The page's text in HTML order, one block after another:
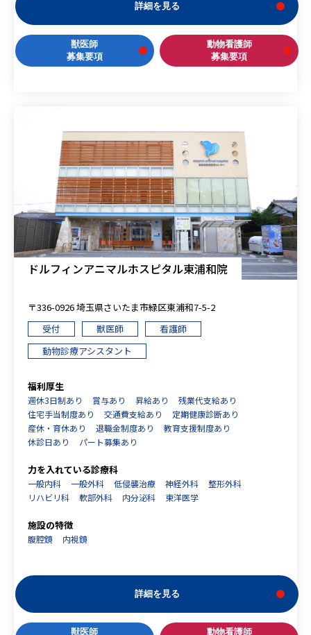
詳細を見る
獣医師
募集要項
動物看護師
募集要項
ドルフィンアニマルホスピタル東浦和院
〒336-0926 埼玉県さいたま市緑区東浦和7-5-2
受付
獣医師
看護師
動物診療アシスタント
福利厚生
週休3日制あり 賞与あり 昇給あり
残業代支給あり
住宅手当制度あり
交通費支給あり
定期健康診断あり
産休・育休あり
退職金制度あり
教育支援制度あり
休診日あり
パート募集あり
力を入れている診療科
一般内科 一般外科 低侵襲治療 神経外科
整形外科
リハビリ科
軟部外科 内分泌科 東洋医学
施設の特徴
腹腔鏡 内視鏡
詳細を見る
獣医師 動物看護師